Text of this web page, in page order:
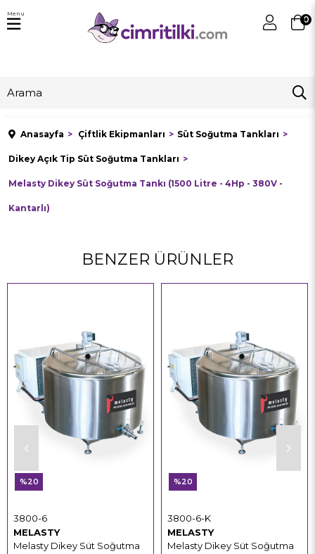
0
Menu
Anasayfa Çiftlik Ekipmanları Süt Soğutma Tankları
Dikey Açık Tip Süt Soğutma Tankları
Melasty Dikey Süt Soğutma Tankı (1500 Litre - 4Hp - 380V -
Kantarlı)
BENZER ÜRÜNLER
MELASTY
Melasty Dikey Süt Soğutma
3800-6
%20
MELASTY
Melasty Dikey Süt Soğutma
3800-6-K
%20